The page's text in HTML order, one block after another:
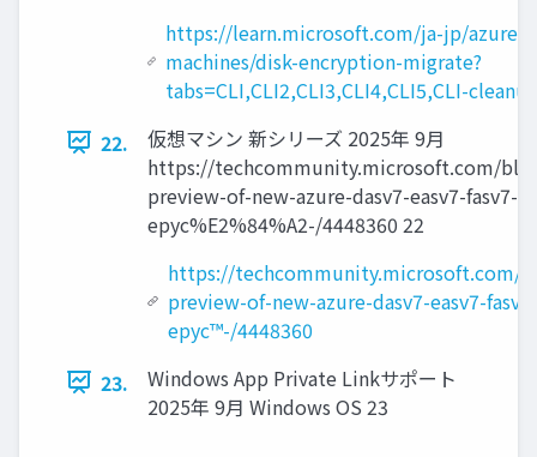
https://learn.microsoft.com/ja-jp/azure/
machines/disk-encryption-migrate?
tabs=CLI,CLI2,CLI3,CLI4,CLI5,CLI-
22.
仮想マシン 新シリーズ 2025年 9月
https://techcommunity.microsoft.com/
preview-of-new-azure-dasv7-easv7-fasv7-
epyc%E2%84%A2-/4448360 22
https://techcommunity.microsoft.com/
preview-of-new-azure-dasv7-easv7-
epyc™-/4448360
23.
Windows App Private Linkサポート
2025年 9月 Windows OS 23